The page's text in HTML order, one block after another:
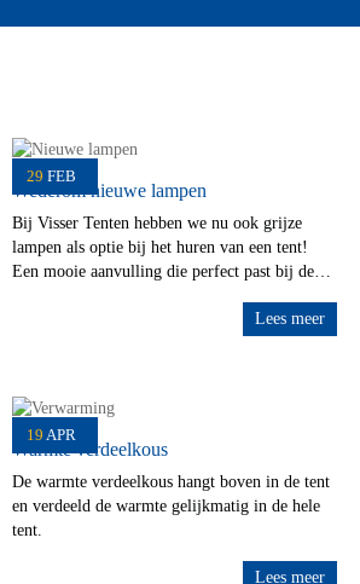
29 FEB
Wederom nieuwe lampen
Bij Visser Tenten hebben we nu ook grijze
lampen als optie bij het huren van een tent!
Een mooie aanvulling die perfect past bij de…
Lees meer
19 APR
Warmte verdeelkous
De warmte verdeelkous hangt boven in de tent
en verdeeld de warmte gelijkmatig in de hele
tent.
Lees meer